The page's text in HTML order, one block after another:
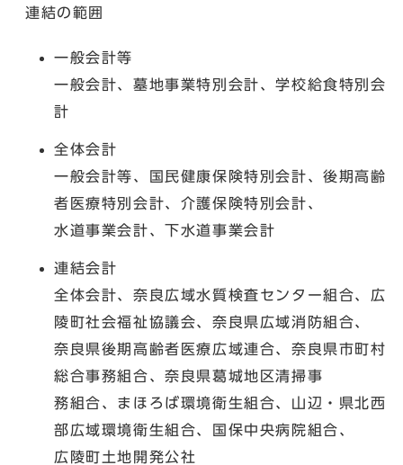
連結の範囲
一般会計等
一般会計、墓地事業特別会計、学校給食特別会
計
全体会計
一般会計等、国民健康保険特別会計、後期高齢
者医療特別会計、介護保険特別会計、
水道事業会計、下水道事業会計
連結会計
全体会計、奈良広域水質検査センター組合、広
陵町社会福祉協議会、奈良県広域消防組合、
奈良県後期高齢者医療広域連合、奈良県市町村
総合事務組合、奈良県葛城地区清掃事
務組合、まほろば環境衛生組合、山辺・県北西
部広域環境衛生組合、国保中央病院組合、
広陵町土地開発公社